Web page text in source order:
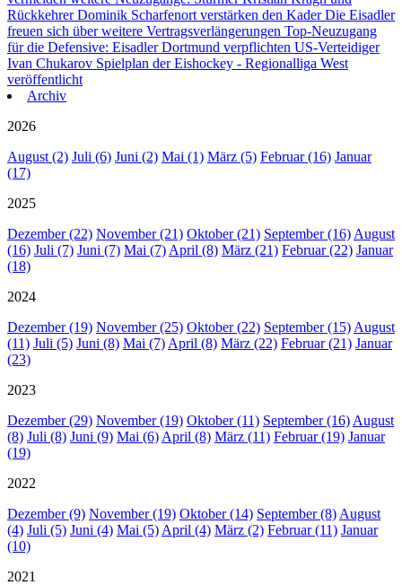
Rückkehrer Dominik Scharfenort verstärken den KaderDie Eisadler
freuen sich über weitere Vertragsverlängerungen Top-Neuzugang
für die Defensive: Eisadler Dortmund verpflichten US-Verteidiger
Ivan Chukarov Spielplan der Eishockey - Regionalliga West
veröffentlicht
Archiv
2026
August (2) Juli (6) Juni (2) Mai (1) März (5) Februar (16) Januar
(17)
2025
Dezember (22) November (21) Oktober (21) September (16) August
(16) Juli (7) Juni (7) Mai (7) April (8) März (21) Februar (22) Januar
(18)
2024
Dezember (19) November (25) Oktober (22) September (15) August
(11) Juli (5) Juni (8) Mai (7) April (8) März (22) Februar (21) Januar
(23)
2023
Dezember (29) November (19) Oktober (11) September (16) August
(8) Juli (8) Juni (9) Mai (6) April (8) März (11) Februar (19) Januar
(19)
2022
Dezember (9) November (19) Oktober (14) September (8) August
(4) Juli (5) Juni (4) Mai (5) April (4) März (2) Februar (11) Januar
(10)
2021